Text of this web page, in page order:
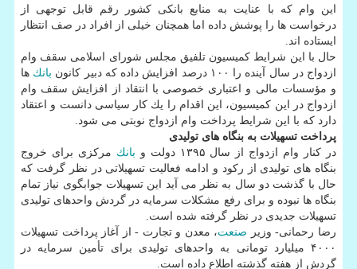
این وام كه با عنایت به منابع بانكی كشور رقم قابل توجهی از
درخواست ها را پوشش داده اما همچنان خیلی از افراد در صف انتظار
ایستاده اند.
حال با این شرایط كمیسیون تلفیق مجلس شورای اسلامی سقف وام
ازدواج در سال آینده را ۱۰۰ درصد افزایش داده كه دبیر كانون
بانك ها
و مؤسسات مالی و اعتباری خصوصی با انتقاد از افزایش سقف وام
ازدواج در این كمیسیون، این اقدام را یك كار سیاسی دانست و اعتقاد
دارد كه با این شرایط پرداخت وام ازدواج نوبتی می شود.
پرداخت تسهیلات به بنگاه های تولیدی
در كنار وام ازدواج از سال ۱۳۹۵ دولت و
بانك مركزی برای خروج
بنگاه های تولیدی از ركود و ادامه فعالیت تسهیلاتی در نظر گرفت كه
حال با گذشت دو سال به نظر می آید این تسهیلات جوابگوی نیاز تمام
بنگاه ها نبوده و برای رفع مشكلات سرمایه در گردش واحدهای تولیدی
تسهیلات جدیدی در نظر گرفته شده است.
رضا رحمانی- وزیر صنعت، معدن و تجارت - از آغاز پرداخت تسهیلات
۴۰۰۰ میلیارد تومانی به واحدهای تولیدی برای تأمین سرمایه در
گردش از هفته گذشته اطلاع داده است.